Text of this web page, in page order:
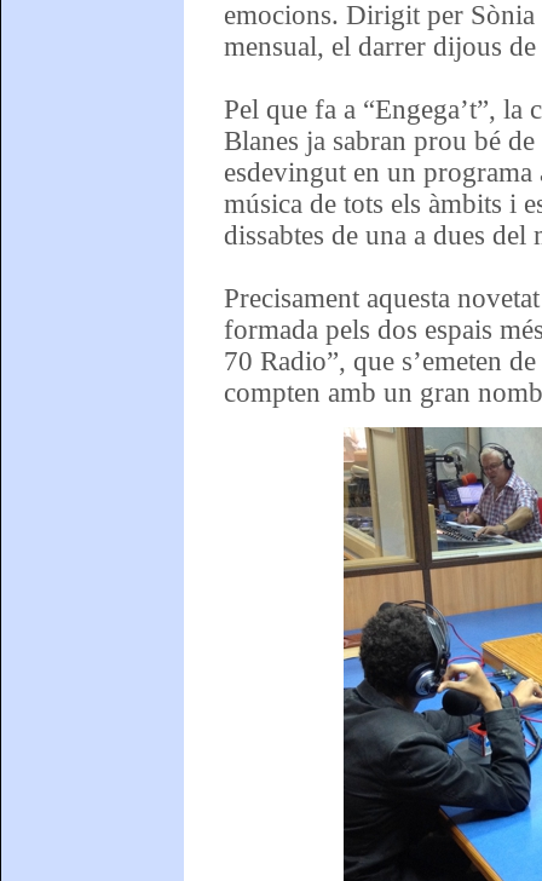
emocions. Dirigit per Sònia
mensual, el darrer dijous
Pel que fa a “Engega’t”, la
Blanes ja sabran prou bé
esdevingut en un
música de tots els àmbits i
dissabtes de una a dues del
Precisament aquesta
formada pels dos espais
70 Radio”, que s’emeten
compten amb un gran